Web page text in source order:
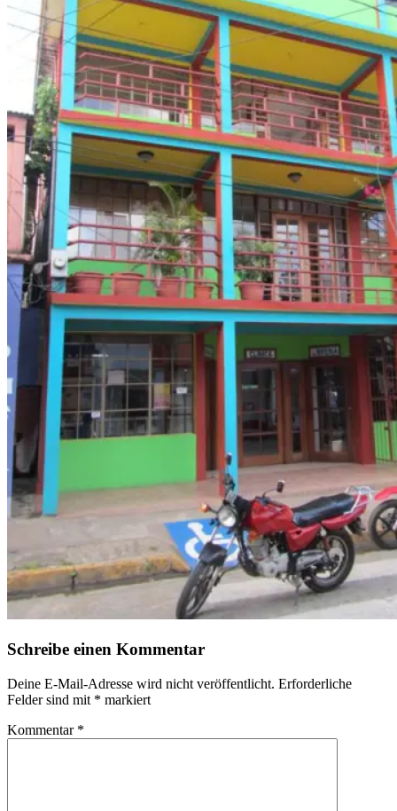
Schreibe einen Kommentar
Deine E-Mail-Adresse wird nicht veröffentlicht. Erforderliche
Felder sind mit * markiert
Kommentar *